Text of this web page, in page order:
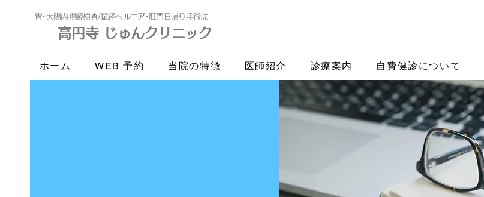
​胃･大腸内視鏡検査/鼠径ヘルニア･肛門日帰り手術は
高円寺 じゅんクリニック
高円寺 じゅんクリニック
ホーム WEB 予約 当院の特徴 医師紹介 診療案内 自費健診について